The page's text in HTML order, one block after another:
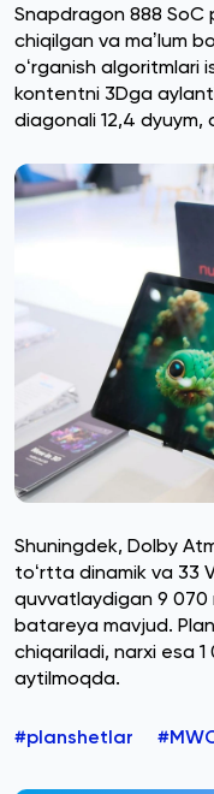
Snapdragon 888
chiqilgan va maʼlum
oʻrganish algoritmlari
kontentni 3Dga
diagonali 12,4 dyuym,
Shuningdek, Dolby
toʻrtta dinamik va 33
quvvatlaydigan 9
batareya mavjud.
chiqariladi, narxi esa
aytilmoqda.
#planshetlar